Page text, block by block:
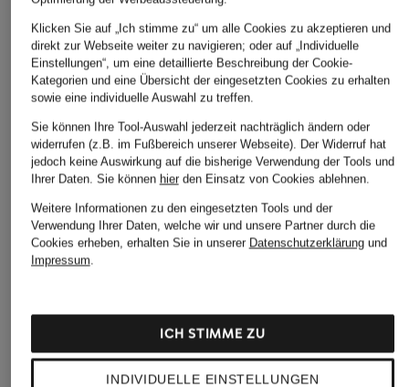
Klicken Sie auf „Ich stimme zu“ um alle Cookies zu akzeptieren und
direkt zur Webseite weiter zu navigieren; oder auf „Individuelle
Einstellungen“, um eine detaillierte Beschreibung der Cookie-
Kategorien und eine Übersicht der eingesetzten Cookies zu erhalten
sowie eine individuelle Auswahl zu treffen.
Sie können Ihre Tool-Auswahl jederzeit nachträglich ändern oder
widerrufen (z.B. im Fußbereich unserer Webseite). Der Widerruf hat
jedoch keine Auswirkung auf die bisherige Verwendung der Tools und
Ihrer Daten. Sie können hierden Einsatz von Cookies ablehnen.
Weitere Informationen zu den eingesetzten Tools und der
Verwendung Ihrer Daten, welche wir und unsere Partner durch die
Cookies erheben, erhalten Sie in unserer Datenschutzerklärungund
Impressum.
INDIVIDUELLE EINSTELLUNGEN
ICH STIMME ZU